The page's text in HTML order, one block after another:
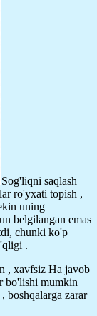
Sog'liqni saqlash
ro'yxati topish ,
uning
belgilangan emas
chunki ko'p
.
, xavfsiz Ha javob
bo'lishi mumkin
boshqalarga zarar